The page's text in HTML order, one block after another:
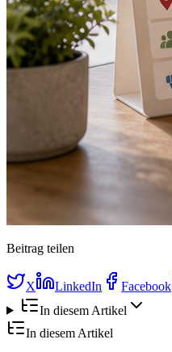
Beitrag teilen
X LinkedIn Facebook
In diesem Artikel
In diesem Artikel